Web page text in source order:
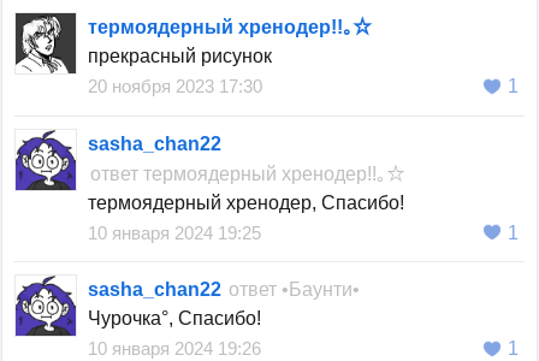
термоядерный хренодер!!｡☆
прекрасный рисунок
20 ноября 2023 17:30
1
sasha_chan22
ответтермоядерный хренодер!!｡☆
термоядерный хренодер, Спасибо!
10 января 2024 19:25
1
sasha_chan22 ответ •Баунти•
Чурочка°, Спасибо!
10 января 2024 19:26
1